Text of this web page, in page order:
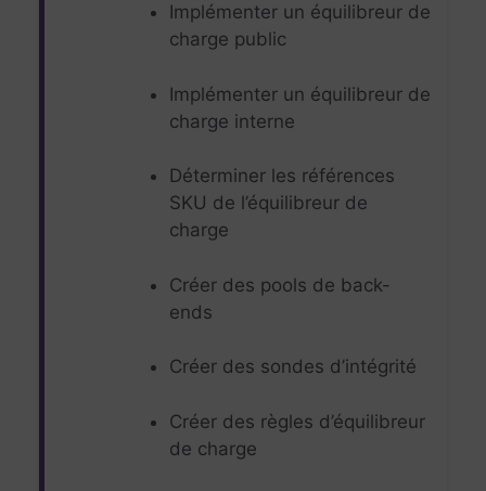
Implémenter un équilibreur de
charge public
Implémenter un équilibreur de
charge interne
Déterminer les références
SKU de l’équilibreur de
charge
Créer des pools de back-
ends
Créer des sondes d’intégrité
Créer des règles d’équilibreur
de charge